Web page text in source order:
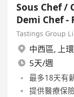
Sous Chef /
Demi Chef -
Restaurant
Tastings Group
中西區, 上環
5天/週
最多18天有
提供醫療保